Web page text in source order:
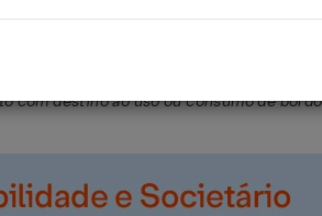
Lei nº 15.730,
com destino ao uso ou consumo de